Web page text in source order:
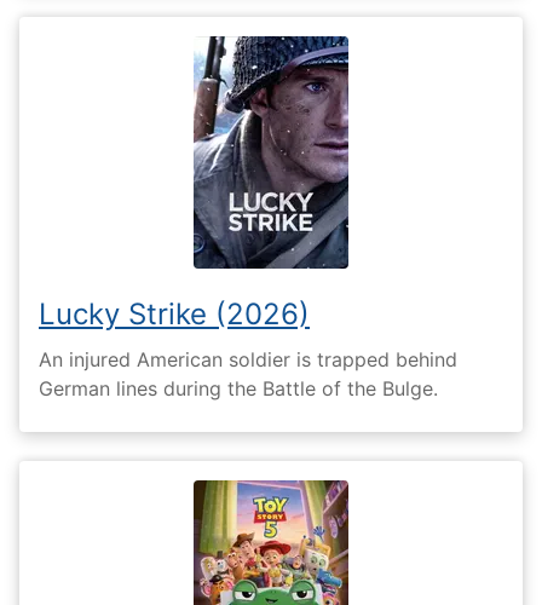
Lucky Strike (2026)
An injured American soldier is trapped behind
German lines during the Battle of the Bulge.